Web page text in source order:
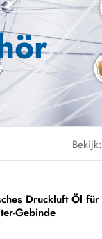
Bekijk:
Druckluft Öl für
Gebinde